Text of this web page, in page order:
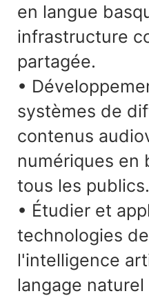
en langue
infrastructure
partagée.
•
systèmes de
contenus
numériques en
tous les publics.
• Étudier et
technologies
l'intelligence
langage naturel